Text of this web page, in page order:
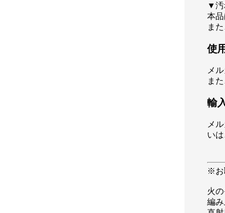
▼汚
本
ま
使
メ
ま
輸
メ
い
※お
火
編